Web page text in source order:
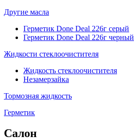
Другие масла
Герметик Done Deal 226г серый
Герметик Done Deal 226г черный
Жидкости стеклоочистителя
Жидкость стеклоочистителя
Незамерзайка
Тормозная жидкость
Герметик
Салон